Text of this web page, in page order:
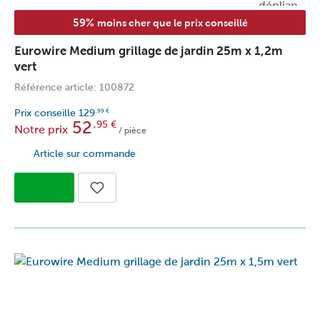
59% moins cher que le prix conseillé
Eurowire Medium grillage de jardin 25m x 1,2m
vert
Référence article: 100872
Prix conseille 129,99 €
Notre prix 52 ,95€
/ pièce
Article sur commande